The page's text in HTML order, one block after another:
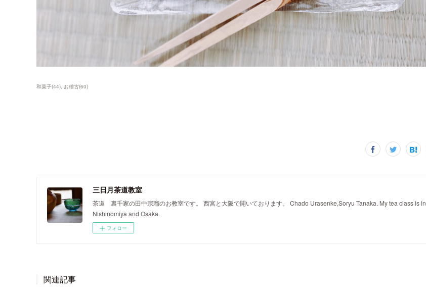
和菓子(44) お稽古(60)
三日月茶道教室
茶道 裏千家の田中宗瑠のお教室です。 西宮と大阪で開いております。 Chado Urasenke,Soryu Tanaka. My tea class is in
Nishinomiya and Osaka.
フォロー
関連記事